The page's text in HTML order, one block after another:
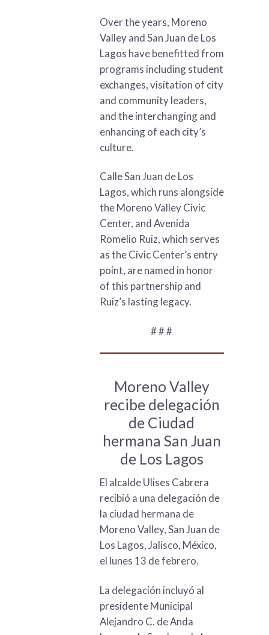
Over the years, Moreno
Valley and San Juan de Los
Lagos have benefitted from
programs including student
exchanges, visitation of city
and community leaders,
and the interchanging and
enhancing of each city’s
culture.
Calle San Juan de Los
Lagos, which runs alongside
the Moreno Valley Civic
Center, and Avenida
Romelio Ruiz, which serves
as the Civic Center’s entry
point, are named in honor
of this partnership and
Ruiz’s lasting legacy.
# # #
Moreno Valley
recibe delegación
de Ciudad
hermana San Juan
de Los Lagos
El alcalde Ulises Cabrera
recibió a una delegación de
la ciudad hermana de
Moreno Valley, San Juan de
Los Lagos, Jalisco, México,
el lunes 13 de febrero.
La delegación incluyó al
presidente Municipal
Alejandro C. de Anda